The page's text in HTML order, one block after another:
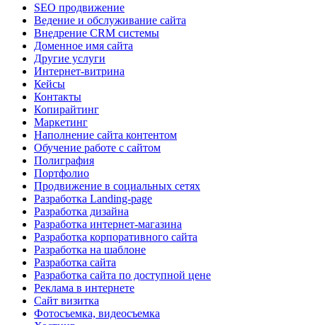
SEO продвижение
Ведение и обслуживание сайта
Внедрение CRM системы
Доменное имя сайта
Другие услуги
Интернет-витрина
Кейсы
Контакты
Копирайтинг
Маркетинг
Наполнение сайта контентом
Обучение работе с сайтом
Полиграфия
Портфолио
Продвижение в социальных сетях
Разработка Landing-page
Разработка дизайна
Разработка интернет-магазина
Разработка корпоративного сайта
Разработка на шаблоне
Разработка сайта
Разработка сайта по доступной цене
Реклама в интернете
Сайт визитка
Фотосъемка, видеосъемка